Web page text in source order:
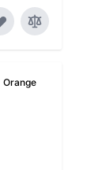
Orange